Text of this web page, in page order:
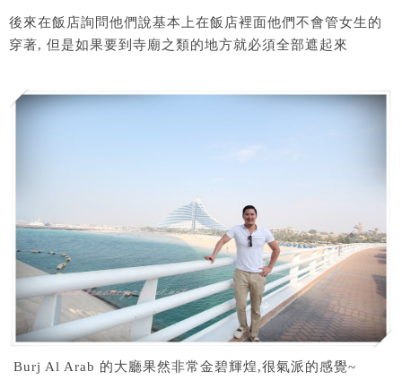
後來在飯店詢問他們說基本上在飯店裡面他們不會管女生的
穿著, 但是如果要到寺廟之類的地方就必須全部遮起來
Burj Al Arab 的大廳果然非常金碧輝煌,很氣派的感覺~